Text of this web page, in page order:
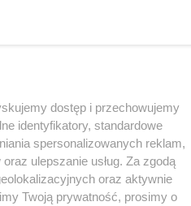
sytuację na
na
zaczęto
Marqurada w
Marquard
dostęp i przechowujemy
identyfikatory, standardowe
spersonalizowanych reklam,
ulepszanie usług. Za zgodą
oraz aktywnie
Twoją prywatność, prosimy o